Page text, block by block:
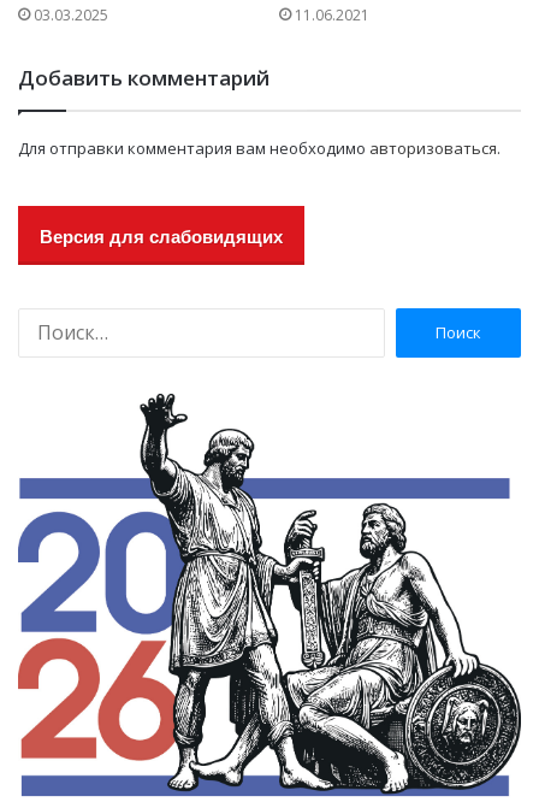
03.03.2025 11.06.2021
Добавить комментарий
Для отправки комментария вам необходимо авторизоваться.
Версия для слабовидящих